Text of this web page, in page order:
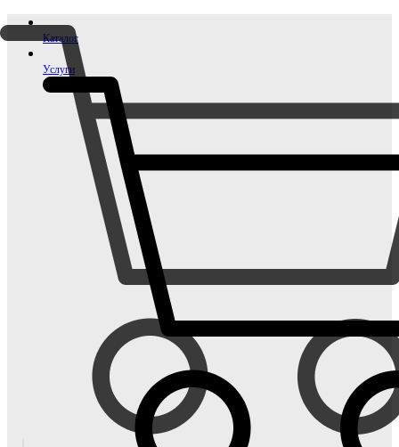
Каталог
Услуги